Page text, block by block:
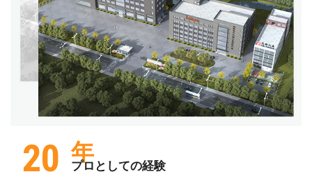
20 年
プロとしての経験